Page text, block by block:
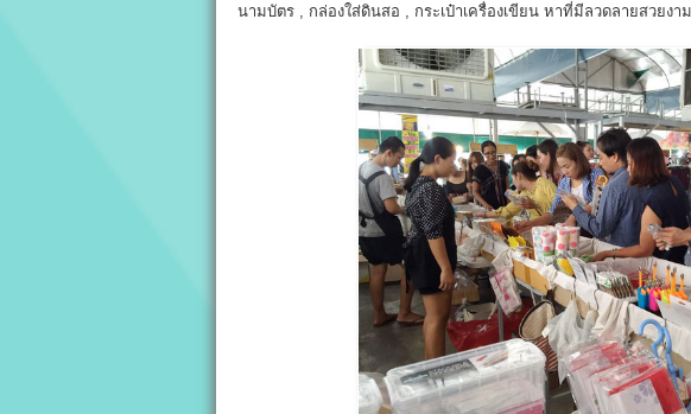
นามบัตร , กล่องใส่ดินสอ , กระเป๋าเครื่องเขียน หาที่มีลวดลายสวยง